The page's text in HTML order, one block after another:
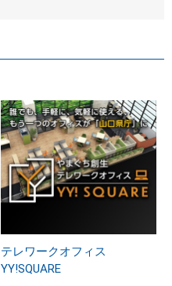
テレワークオフィス
YY!SQUARE